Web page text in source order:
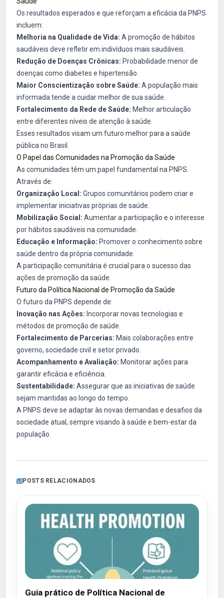
Os resultados esperados e que reforçam a eficácia da PNPS
incluem:
Melhoria na Qualidade de Vida: A promoção de hábitos
saudáveis deve refletir em indivíduos mais saudáveis.
Redução de Doenças Crônicas: Probabilidade menor de
doenças como diabetes e hipertensão.
Maior Conscientização sobre Saúde: A população mais
informada tende a cuidar melhor de sua saúde.
Fortalecimento da Rede de Saúde: Melhor articulação
entre diferentes níveis de atenção à saúde.
Esses resultados visam um futuro melhor para a saúde
pública no Brasil.
O Papel das Comunidades na Promoção da Saúde
As comunidades têm um papel fundamental na PNPS.
Através de:
Organização Local: Grupos comunitários podem criar e
implementar iniciativas próprias de saúde.
Mobilização Social: Aumentar a participação e o interesse
por hábitos saudáveis na comunidade.
Educação e Informação: Promover o conhecimento sobre
saúde dentro da própria comunidade.
A participação comunitária é crucial para o sucesso das
ações de promoção da saúde.
Futuro da Política Nacional de Promoção da Saúde
O futuro da PNPS depende de:
Inovação nas Ações: Incorporar novas tecnologias e
métodos de promoção de saúde.
Fortalecimento de Parcerias: Mais colaborações entre
governo, sociedade civil e setor privado.
Acompanhamento e Avaliação: Monitorar ações para
garantir eficácia e eficiência.
Sustentabilidade: Assegurar que as iniciativas de saúde
sejam mantidas ao longo do tempo.
A PNPS deve se adaptar às novas demandas e desafios da
sociedade atual, sempre visando à saúde e bem-estar da
população.
POSTS RELACIONADOS
Guia prático de Política Nacional de